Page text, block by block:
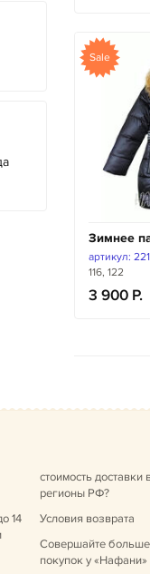
Sale
Зимнее
артикул:
116, 122
3 900
14
стоимость доставки
регионы РФ?
Условия возврата
Совершайте больше
покупок у «Нафани»